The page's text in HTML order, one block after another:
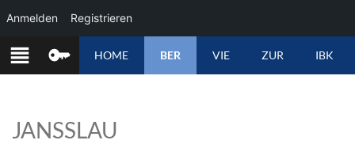
ZUM
INHALT
HOME BER VIE ZUR IBK
JANSSLAU
Anmelden Registrieren